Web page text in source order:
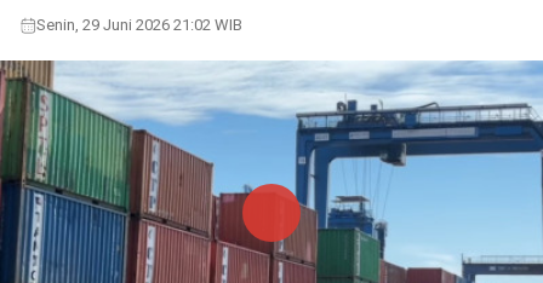
Senin, 29 Juni 2026 21:02 WIB
Play